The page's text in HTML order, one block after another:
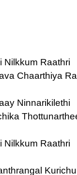
Nilkkum Raathri
Chaarthiya
Ninnarikilethi
Nilkkum Raathri
Kurichu